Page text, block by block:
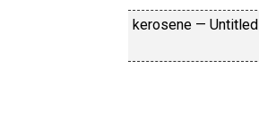
​kеrоsеnе — Untitlеd